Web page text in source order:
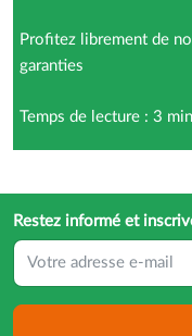
Profitez librement de
garanties
Temps de lecture : 3
Restez informé et